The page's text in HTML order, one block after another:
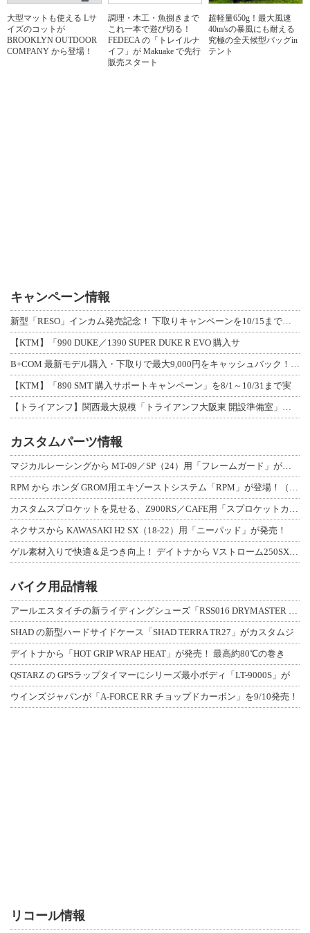
大型マットも使える Lサ
イズのコットが
BROOKLYN OUTDOOR
COMPANY から登場！
調理・木工・魚捌きまで
これ一本で遊び切る！
FEDECA の「トレイルナ
イフ」が Makuake で先行
販売スタート
超軽量650g！最大風速
40m/sの暴風にも耐える
究極の全天候型バッグin
テント
キャンペーン情報
【KTM】「990 DUKE／1390 SUPER DUKE R EVO 購入サ
【KTM】「890 SMT 購入サポートキャンペーン」を8/1～10/31まで実
カスタムパーツ情報
ネクサスから KAWASAKI H2 SX（18-22）用「ニーパッド」が発売！
バイク用品情報
SHAD の新型ハードサイドケース「SHAD TERRA TR27」がカスタムジ
デイトナから「HOT GRIP WRAP HEAT」が発売！ 最高約80℃の巻き
QSTARZ の GPSラップタイマーにシリーズ最小ボディ「LT-9000S」が
ウインズジャパンが「A-FORCE RR チョップドカーボン」を9/10発売！
リコール情報